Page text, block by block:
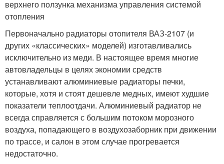
верхнего ползунка механизма управления системой
отопления
Первоначально радиаторы отопителя ВАЗ-2107 (и
других «классических» моделей) изготавливались
исключительно из меди. В настоящее время многие
автовладельцы в целях экономии средств
устанавливают алюминиевые радиаторы печки,
которые, хотя и стоят дешевле медных, имеют худшие
показатели теплоотдачи. Алюминиевый радиатор не
всегда справляется с большим потоком морозного
воздуха, попадающего в воздухозаборник при движении
по трассе, и салон в этом случае прогревается
недостаточно.